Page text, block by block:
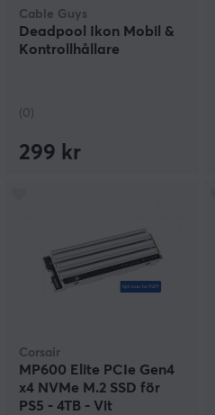
Cable Guys
Deadpool Ikon Mobil &
Kontrollhållare
(0)
299 kr
Corsair
MP600 Elite PCIe Gen4
x4 NVMe M.2 SSD för
PS5 - 4TB - Vit